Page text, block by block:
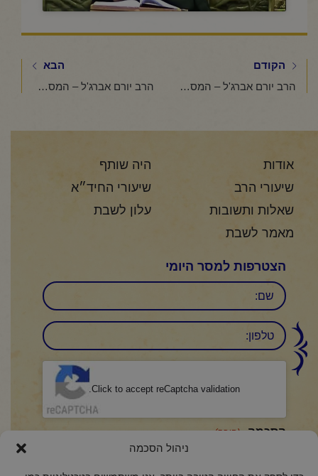
ניהול הסכמה
הקודם
הרב יורם אברג'ל – המסר היומי – מלך לשנה בלבד – כ' אייר תשפ"ו
הבא
הרב יורם אברג'ל – המסר היומי -תפילה לעני – כ"ד אייר תשפ"ו
אודות
היה שותף
שיעורי הרב
שיעורי החיד״א
שאלות ותשובות
עלון לשבת
מאמר לשבת
הצטרפות למסר היומי
שם
טלפון:
Click to accept reCaptcha validation.
הסכמה (חובה)
אני מאשר/ת כי קראתי והבנתי את